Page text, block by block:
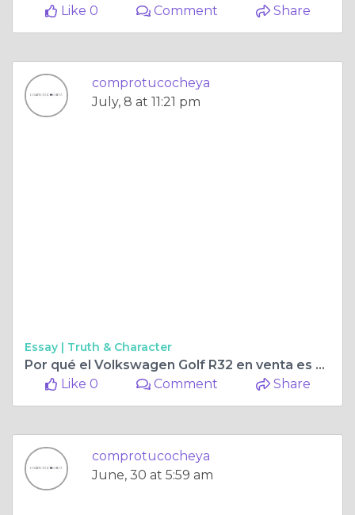
Like 0
Comment Share
comprotucocheya
July, 8 at 11:21 pm
Essay | Truth & Character
Por qué el Volkswagen Golf R32 en venta es una excelente opción
Like 0
Comment Share
comprotucocheya
June, 30 at 5:59 am